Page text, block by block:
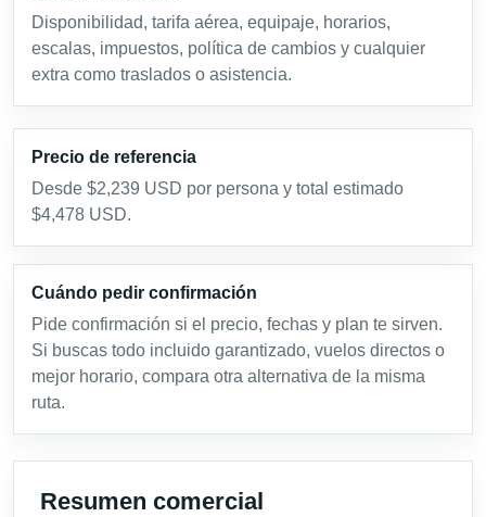
Disponibilidad, tarifa aérea, equipaje, horarios,
escalas, impuestos, política de cambios y cualquier
extra como traslados o asistencia.
Precio de referencia
Desde $2,239 USD por persona y total estimado
$4,478 USD.
Cuándo pedir confirmación
Pide confirmación si el precio, fechas y plan te sirven.
Si buscas todo incluido garantizado, vuelos directos o
mejor horario, compara otra alternativa de la misma
ruta.
Resumen comercial